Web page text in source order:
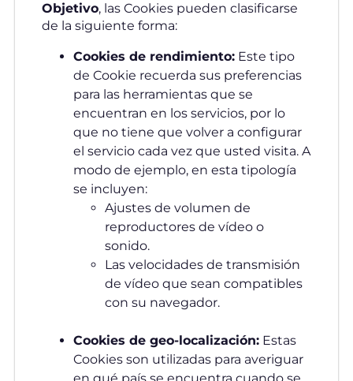
Objetivo, las Cookies pueden clasificarse
de la siguiente forma:
Cookies de rendimiento:Este tipo
de Cookie recuerda sus preferencias
para las herramientas que se
encuentran en los servicios, por lo
que no tiene que volver a configurar
el servicio cada vez que usted visita. A
modo de ejemplo, en esta tipología
se incluyen:
Ajustes de volumen de
reproductores de vídeo o
sonido.
Las velocidades de transmisión
de vídeo que sean compatibles
con su navegador.
Cookies de geo-localización:Estas
Cookies son utilizadas para averiguar